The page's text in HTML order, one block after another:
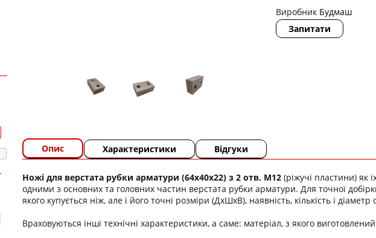
Виробник Будмаш
Запитати
Опис Характеристики Відгуки
Ножі для верстата рубки арматури (64х40х22) з 2 отв. М12 (ріжучі пластини) як
одними з основних та головних частин верстата рубки арматури. Для точної
якого купується ніж, але і його точні розміри (ДхШхВ), наявність, кількість і діаметр
Враховуються інші технічні характеристики, а саме: матеріал, з якого